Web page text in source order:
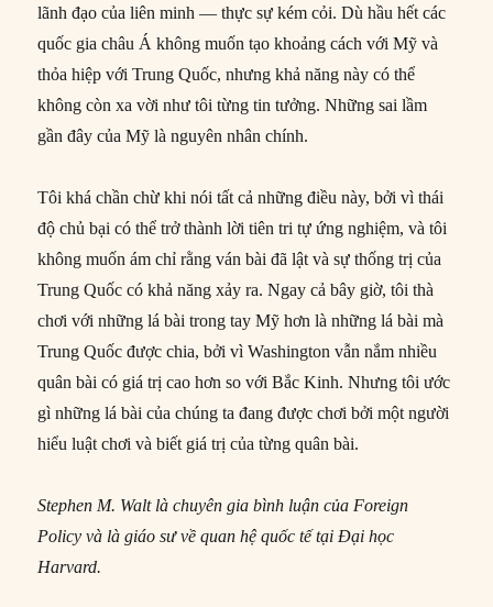
lãnh đạo của liên minh — thực sự kém cỏi. Dù hầu hết các
quốc gia châu Á không muốn tạo khoảng cách với Mỹ và
thỏa hiệp với Trung Quốc, nhưng khả năng này có thể
không còn xa vời như tôi từng tin tưởng. Những sai lầm
gần đây của Mỹ là nguyên nhân chính.
Tôi khá chần chừ khi nói tất cả những điều này, bởi vì thái
độ chủ bại có thể trở thành lời tiên tri tự ứng nghiệm, và tôi
không muốn ám chỉ rằng ván bài đã lật và sự thống trị của
Trung Quốc có khả năng xảy ra. Ngay cả bây giờ, tôi thà
chơi với những lá bài trong tay Mỹ hơn là những lá bài mà
Trung Quốc được chia, bởi vì Washington vẫn nắm nhiều
quân bài có giá trị cao hơn so với Bắc Kinh. Nhưng tôi ước
gì những lá bài của chúng ta đang được chơi bởi một người
hiểu luật chơi và biết giá trị của từng quân bài.
Stephen M. Walt là chuyên gia bình luận của Foreign
Policy và là giáo sư về quan hệ quốc tế tại Đại học
Harvard.